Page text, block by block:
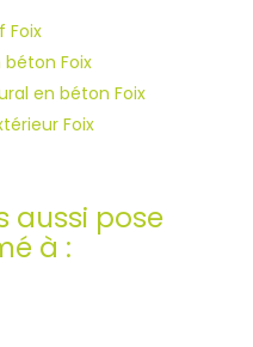
Foix
Foix
en béton Foix
Foix
aussi pose
à :